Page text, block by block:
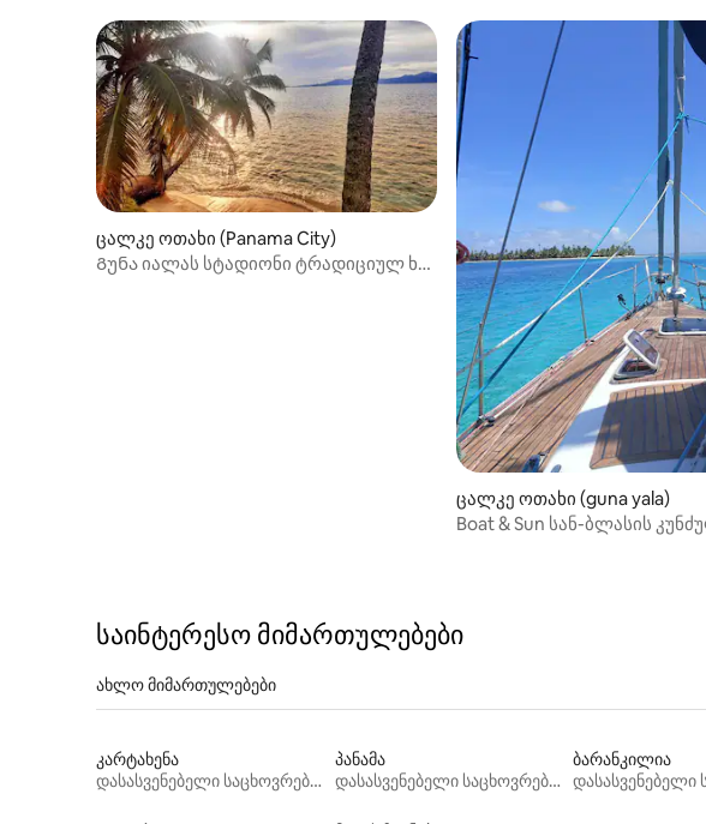
ცალკე ოთახი (Panama City)
Გუნა იალას სტადიონი ტრადიციულ ხის
ცალკე ოთახი (guna yala)
Boat & Sun სან-ბლასის
საინტერესო მიმართულებები
ახლო მიმართულებები
კარტახენა
დასასვენებელი საცხოვრებლები
პანამა
დასასვენებელი საცხოვრებლები
ბარანკილია